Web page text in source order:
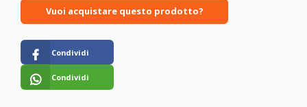
Vuoi acquistare questo prodotto?
Condividi
Condividi